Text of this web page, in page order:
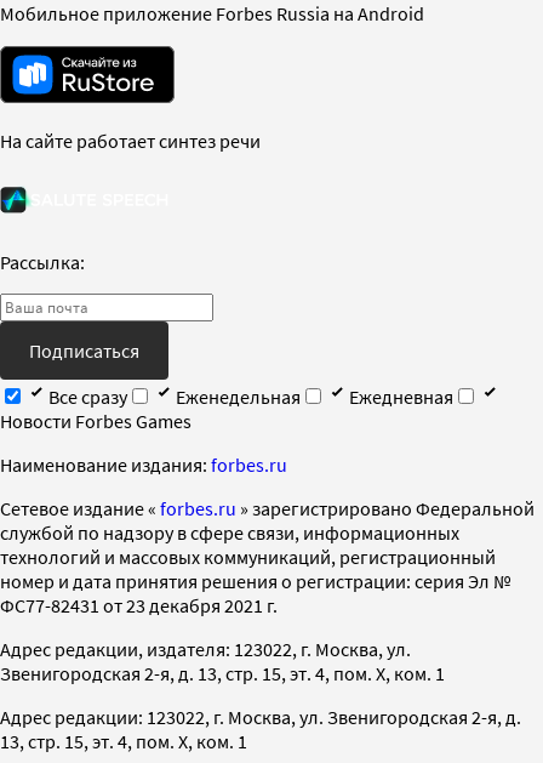
Мобильное приложение Forbes Russia на Android
На сайте работает синтез речи
Рассылка:
Подписаться
Все сразу
Еженедельная
Ежедневная
Новости Forbes Games
Наименование издания: forbes.ru
Cетевое издание « forbes.ru » зарегистрировано Федеральной
службой по надзору в сфере связи, информационных
технологий и массовых коммуникаций, регистрационный
номер и дата принятия решения о регистрации: серия Эл №
ФС77-82431 от 23 декабря 2021 г.
Адрес редакции, издателя: 123022, г. Москва, ул.
Звенигородская 2-я, д. 13, стр. 15, эт. 4, пом. X, ком. 1
Адрес редакции: 123022, г. Москва, ул. Звенигородская 2-я, д.
13, стр. 15, эт. 4, пом. X, ком. 1